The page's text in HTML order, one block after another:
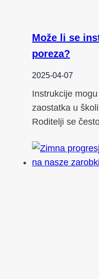
Može li se
poreza?
2025-04-07
Instrukcije
zaostatka u
Roditelji se